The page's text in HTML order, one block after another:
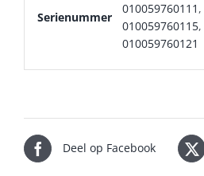
Serienummer
010059760111 ,
010059760115,
010059760121
Deel op Facebook